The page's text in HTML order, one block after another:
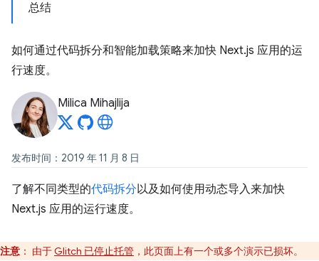
总结
如何通过代码拆分和智能加载策略来加快 Next.js 应用的运
行速度。
Milica Mihajlija
发布时间：2019 年 11 月 8 日
了解不同类型的代码拆分以及如何使用动态导入来加快
Next.js 应用的运行速度。
注意 ： 由于Glitch 已停止托管 ，此页面上有一个或多个演示已损坏。